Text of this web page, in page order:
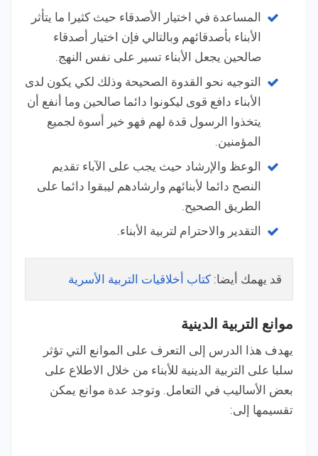
المساعدة في اختيار الأصدقاء حيث كثيرا ما يتأثر
الأبناء بأصدقائهم وبالتالي فإن اختيار أصدقاء
صالحين يجعل الأبناء تسير على نفس النهج.
التوجيه نحو القدوة الصحيحة وذلك لكي يكون لدى
الأبناء دافع قوى ليكونوا دائما صالحين وما أنفع أن
يتخذوا الرسول قدة لهم فهو خير أسوة لجميع
المؤمنين.
الوعظ والإرشاد حيث يجب على الآباء تقديم
النصح دائما لأبنائهم وارشادهم ليبقوا دائما على
الطريق الصحيح.
التقدير والاحترام لتربية الأبناء.
قد يهمك أيضا: كتاب أخلاقيات التربية الأسرية
موانع التربية الدينية
يهدف هذا الدرس إلى التعرف على الموانع التي تؤثر
سلبا على التربية الدينية للأبناء من خلال الاطلاع على
بعض الأساليب في التعامل. وتوجد عدة موانع يمكن
تقسيمها إلى: